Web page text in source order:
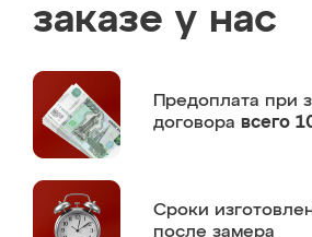
заказе у нас
Предоплата при
договора всего
Сроки
после замера